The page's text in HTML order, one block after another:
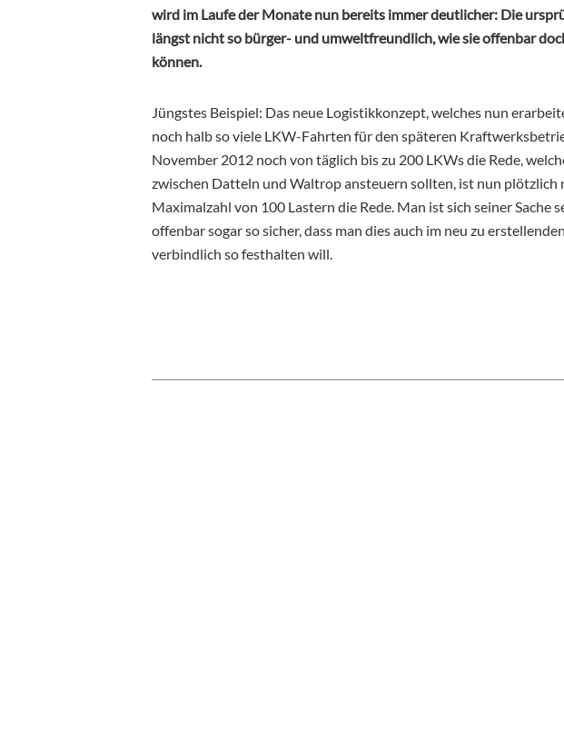
wird im Laufe der Monate nun bereits immer deutlicher: Die
längst nicht so bürger- und umweltfreundlich, wie sie offenbar
können.
Jüngstes Beispiel: Das neue Logistikkonzept, welches nun
noch halb so viele LKW-Fahrten für den späteren
November 2012 noch von täglich bis zu 200 LKWs die Rede,
zwischen Datteln und Waltrop ansteuern sollten, ist nun plötzlich
Maximalzahl von 100 Lastern die Rede. Man ist sich seiner Sache
offenbar sogar so sicher, dass man dies auch im neu zu
verbindlich so festhalten will.